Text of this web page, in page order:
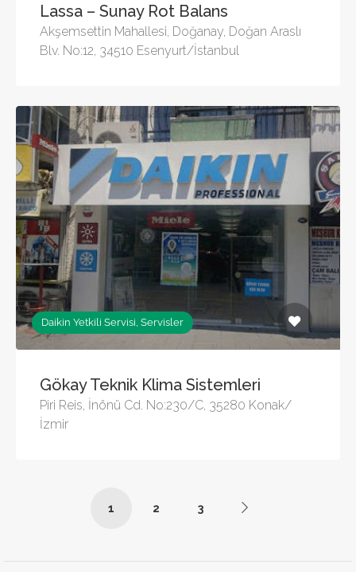
Lassa – Sunay Rot Balans
Akşemsettin Mahallesi, Doğanay, Doğan Araslı
Blv. No:12, 34510 Esenyurt/İstanbul
Daikin Yetkili Servisi, Servisler
Gökay Teknik Klima Sistemleri
Piri Reis, İnönü Cd. No:230/C, 35280 Konak/
İzmir
1 2 3